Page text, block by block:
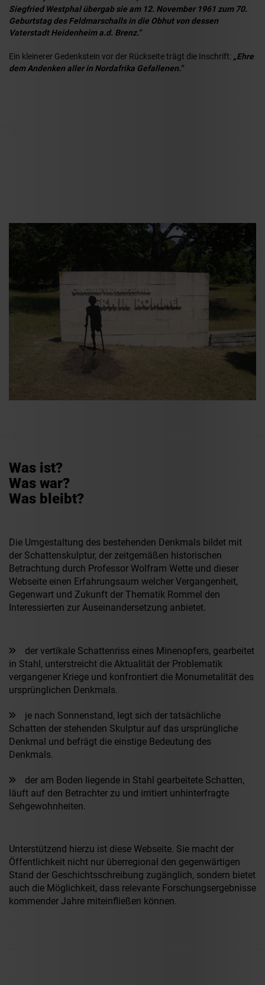
Siegfried Westphal übergab sie am 12. November 1961 zum 70.
Geburtstag des Feldmarschalls in die Obhut von dessen
Vaterstadt Heidenheim a.d. Brenz.“
Ein kleinerer Gedenkstein vor der Rückseite trägt die Inschrift: „Ehre
dem Andenken aller in Nordafrika Gefallenen.“
Was ist?
Was war?
Was bleibt?
Die Umgestaltung des bestehenden Denkmals bildet mit
der Schattenskulptur, der zeitgemäßen historischen
Betrachtung durch Professor Wolfram Wette und dieser
Webseite einen Erfahrungsaum welcher Vergangenheit,
Gegenwart und Zukunft der Thematik Rommel den
Interessierten zur Auseinandersetzung anbietet.
der vertikale Schattenriss eines Minenopfers, gearbeitet
in Stahl, unterstreicht die Aktualität der Problematik
vergangener Kriege und konfrontiert die Monumetalität des
ursprünglichen Denkmals.
je nach Sonnenstand, legt sich der tatsächliche
Schatten der stehenden Skulptur auf das ursprüngliche
Denkmal und befrägt die einstige Bedeutung des
Denkmals.
der am Boden liegende in Stahl gearbeitete Schatten,
läuft auf den Betrachter zu und irritiert unhinterfragte
Sehgewohnheiten.
Unterstützend hierzu ist diese Webseite. Sie macht der
Öffentlichkeit nicht nur überregional den gegenwärtigen
Stand der Geschichtsschreibung zugänglich, sondern bietet
auch die Möglichkeit, dass relevante Forschungsergebnisse
kommender Jahre miteinfließen können.